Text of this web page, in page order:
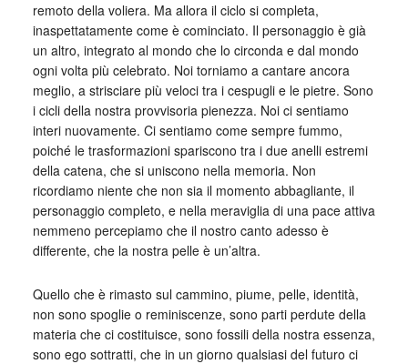
remoto della voliera. Ma allora il ciclo si completa,
inaspettatamente come è cominciato. Il personaggio è già
un altro, integrato al mondo che lo circonda e dal mondo
ogni volta più celebrato. Noi torniamo a cantare ancora
meglio, a strisciare più veloci tra i cespugli e le pietre. Sono
i cicli della nostra provvisoria pienezza. Noi ci sentiamo
interi nuovamente. Ci sentiamo come sempre fummo,
poiché le trasformazioni spariscono tra i due anelli estremi
della catena, che si uniscono nella memoria. Non
ricordiamo niente che non sia il momento abbagliante, il
personaggio completo, e nella meraviglia di una pace attiva
nemmeno percepiamo che il nostro canto adesso è
differente, che la nostra pelle è un’altra.
Quello che è rimasto sul cammino, piume, pelle, identità,
non sono spoglie o reminiscenze, sono parti perdute della
materia che ci costituisce, sono fossili della nostra essenza,
sono ego sottratti, che in un giorno qualsiasi del futuro ci